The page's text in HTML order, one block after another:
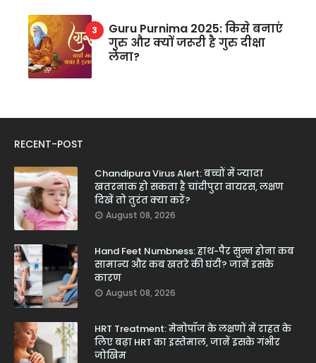
Guru Purnima 2025: किसे बनाएं
गुरु और क्यों जरूरी है गुरु दीक्षा
लेना?
RECENT-POST
Chandipura Virus Alert: बच्चों में ज्यादा
खतरनाक हो सकता है चांदीपुरा वायरस, लक्षण
दिखें तो तुरंत क्या करें?
August 08, 2026
Hand Feet Numbness: हाथ-पैर सुन्न होना कब
सामान्य और कब खतरे की घंटी? जानें इसके
कारण
August 08, 2026
HRT Treatment: मेनोपॉज के लक्षणों में राहत के
लिए बढ़ा HRT का इस्तेमाल, जानें इसके गंभीर
जोखिम